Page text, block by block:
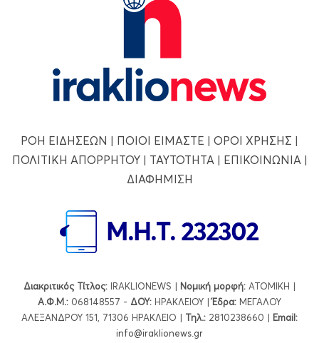
ΡΟΗ ΕΙΔΗΣΕΩΝ | ΠΟΙΟΙ ΕΙΜΑΣΤΕ | ΟΡΟΙ ΧΡΗΣΗΣ |
ΠΟΛΙΤΙΚΗ ΑΠΟΡΡΗΤΟΥ| ΤΑΥΤΟΤΗΤΑ| ΕΠΙΚΟΙΝΩΝΙΑ|
ΔΙΑΦΗΜΙΣΗ
Διακριτικός Τίτλος: IRAKLIONEWS | Νομική μορφή: ΑΤΟΜΙΚΗ |
Α.Φ.Μ.: 068148557 - ΔΟΥ: ΗΡΑΚΛΕΙΟΥ |Έδρα: ΜΕΓΑΛΟΥ
ΑΛΕΞΑΝΔΡΟΥ 151, 71306 ΗΡΑΚΛΕΙΟ | Τηλ.: 2810238660 | Εmail:
info@iraklionews.gr